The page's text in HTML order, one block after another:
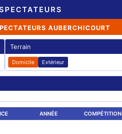
AUBERCHICOURT
Terrain
Domicile Extérieur
ANNÉE COMPÉTITION